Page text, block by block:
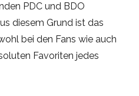
PDC und BDO
diesem Grund ist das
bei den Fans wie auch
Favoriten jedes